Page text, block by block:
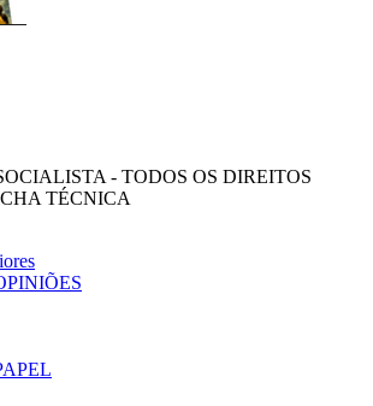
- TODOS OS DIREITOS
TÉCNICA